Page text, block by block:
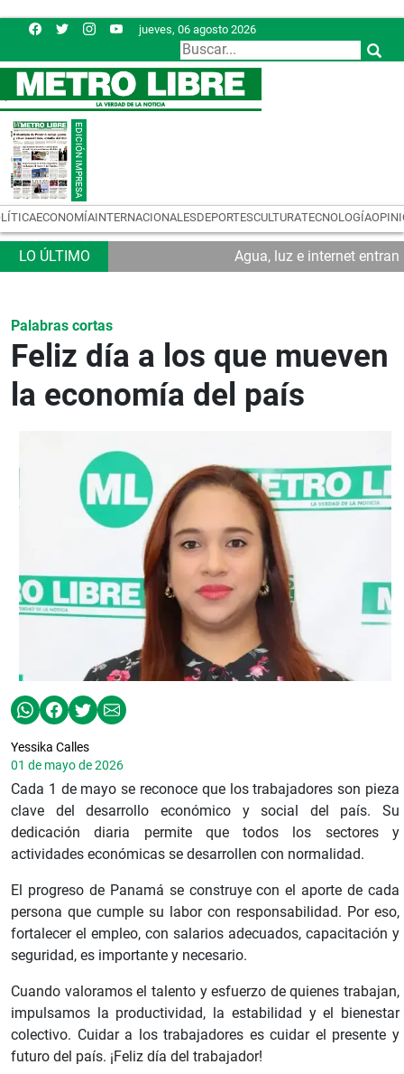
jueves, 06 agosto 2026
ECONOMÍAINTERNACIONALESDEPORTESCULTURATECNOLOGÍA
Agua, luz e internet
Palabras cortas
Feliz día a los que mueven
la economía del país
Yessika Calles
01 de mayo de 2026
Cada 1 de mayo se reconoce que los trabajadores son pieza
clave del desarrollo económico y social del país. Su
dedicación diaria permite que todos los sectores y
actividades económicas se desarrollen con normalidad.
El progreso de Panamá se construye con el aporte de cada
persona que cumple su labor con responsabilidad. Por eso,
fortalecer el empleo, con salarios adecuados, capacitación y
seguridad, es importante y necesario.
Cuando valoramos el talento y esfuerzo de quienes trabajan,
impulsamos la productividad, la estabilidad y el bienestar
colectivo. Cuidar a los trabajadores es cuidar el presente y
futuro del país. ¡Feliz día del trabajador!